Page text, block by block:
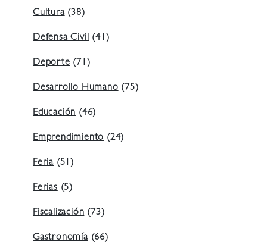
Cultura(38)
Defensa Civil (41)
Deporte (71)
Desarrollo Humano (75)
Educación (46)
Emprendimiento (24)
Feria (51)
Ferias (5)
Fiscalización (73)
Gastronomía(66)